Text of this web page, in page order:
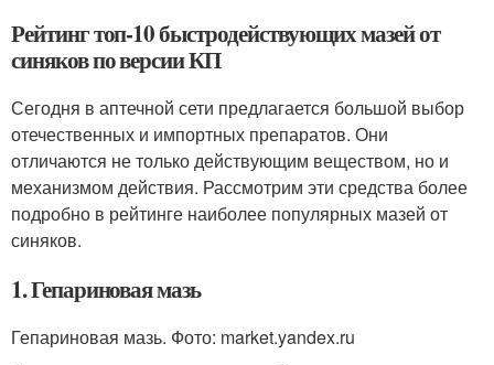
Рейтинг топ-10 быстродействующих мазей от
синяков по версии КП
Сегодня в аптечной сети предлагается большой выбор
отечественных и импортных препаратов. Они
отличаются не только действующим веществом, но и
механизмом действия. Рассмотрим эти средства более
подробно в рейтинге наиболее популярных мазей от
синяков.
1. Гепариновая мазь
Гепариновая мазь. Фото: market.yandex.ru